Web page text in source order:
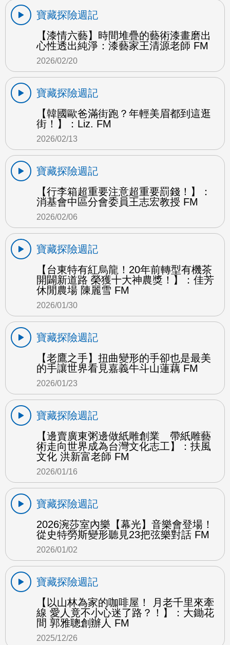
寶藏探險週記
【漆情六藝】時間堆疊的藝術漆畫磨出
心性透出純淨：漆藝家王清源老師 FM
2026/02/20
寶藏探險週記
【韓國歐爸滿街跑？年輕美眉都到這逛
街！】：Liz. FM
2026/02/13
寶藏探險週記
【行李箱超重要注意超重要罰錢！】：
消基會中區分會委員王志宏教授 FM
2026/02/06
寶藏探險週記
【台東特有紅烏龍！20年前轉型有機茶
開闢新道路 榮獲十大神農獎！】：佳芳
休閒農場 陳麗雪 FM
2026/01/30
寶藏探險週記
【老鷹之手】扭曲變形的手卻也是最美
的手讓世界看見嘉義牛斗山蓮藕 FM
2026/01/23
寶藏探險週記
【邊賣廣東粥邊做紙雕創業 帶紙雕藝
術走向世界成為台灣文化志工】：扶風
文化 洪新富老師 FM
2026/01/16
寶藏探險週記
2026涴莎室內樂【幕光】音樂會登場！
從史特勞斯變形聽見23把弦樂對話 FM
2026/01/02
寶藏探險週記
【以山林為家的咖啡屋！ 月老千里來牽
線 愛人竟不小心迷了路？！】：大鋤花
間 郭雅聰創辦人 FM
2025/12/26